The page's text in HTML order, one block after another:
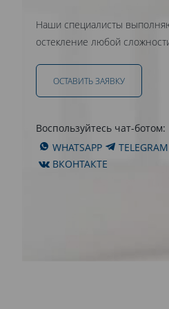
Наши специалисты
остекление любой
ОСТАВИТЬ ЗАЯВКУ
Воспользуйтесь чат-ботом:
WHATSAPP
TELEGRAM
ВКОНТАКТЕ